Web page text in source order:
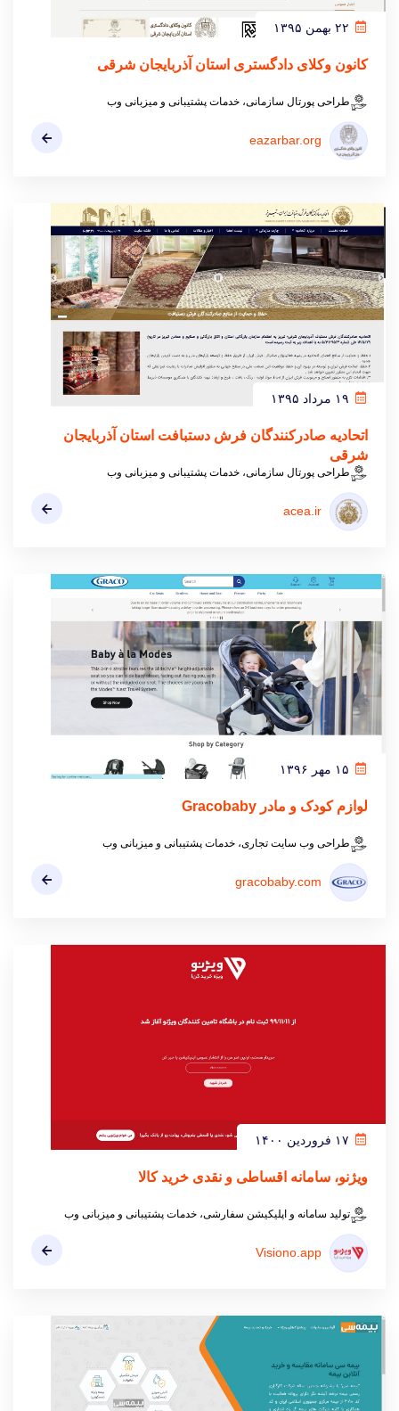
کانون وکلای دادگستری استان آذربایجان شرقی
طراحی پورتال سازمانی، خدمات پشتیبانی و میزبانی وب
eazarbar.org
اتحادیه صادرکنندگان فرش دستبافت استان آذربایجان
شرقی
طراحی پورتال سازمانی، خدمات پشتیبانی و میزبانی وب
acea.ir
لوازم کودک و مادر Gracobaby
طراحی وب سایت تجاری، خدمات پشتیبانی و میزبانی وب
gracobaby.com
ویژنو، سامانه اقساطی و نقدی خرید کالا
تولید سامانه و اپلیکیشن سفارشی، خدمات پشتیبانی و میزبانی وب
Visiono.app